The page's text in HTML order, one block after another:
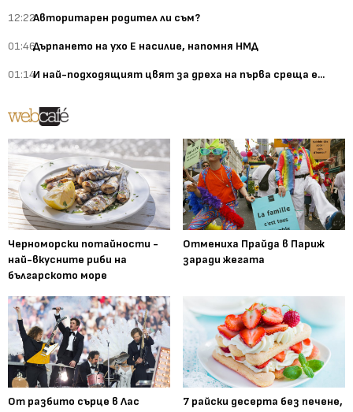
12:22Авторитарен родител ли съм?
01:46Дърпането на ухо Е насилие, напомня НМД
01:14И най-подходящият цвят за дреха на първа среща е...
Черноморски потайности -
най-вкусните риби на
българското море
Отмениха Прайда в Париж
заради жегата
От разбито сърце в Лас
7 райски десерта без печене,